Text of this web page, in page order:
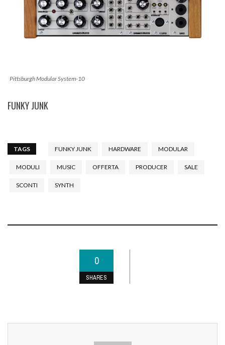
Pittsburgh Modular System-10
FUNKY JUNK
TAGS FUNKY JUNK HARDWARE MODULAR
MODULI MUSIC OFFERTA PRODUCER SALE
SCONTI SYNTH
0
SHARES